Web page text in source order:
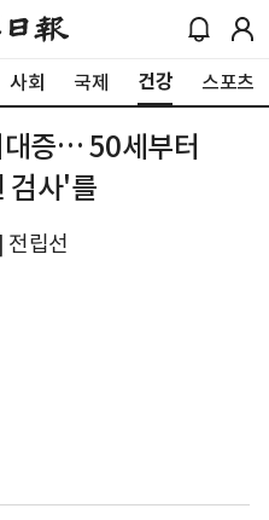
사회 국제 건강 스포츠
대증… 50세부터
검사'를
전립선